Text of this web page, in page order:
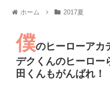
『進撃の巨人』で一番面白い
るろうに剣心 -明治剣客浪漫
同盟、帝国、フェザーン。生
ホーム 2017夏
僕のヒーローアカ
デクくんのヒーロー
田くんもがんばれ！